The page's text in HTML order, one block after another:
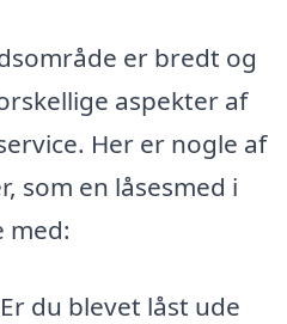
er bredt og
aspekter af
Her er nogle af
som en låsesmed i
med:
Er du blevet låst ude